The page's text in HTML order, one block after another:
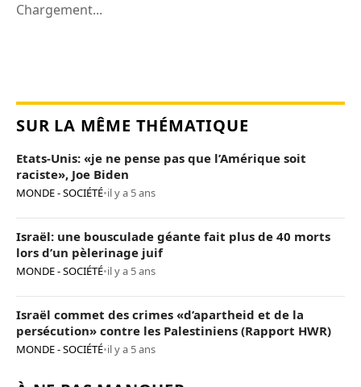
Chargement...
SUR LA MÊME THÉMATIQUE
Etats-Unis: «je ne pense pas que l’Amérique soit
raciste», Joe Biden
MONDE - SOCIÉTÉ•il y a 5 ans
Israël: une bousculade géante fait plus de 40 morts
lors d’un pèlerinage juif
MONDE - SOCIÉTÉ•il y a 5 ans
Israël commet des crimes «d’apartheid et de la
persécution» contre les Palestiniens (Rapport HWR)
MONDE - SOCIÉTÉ•il y a 5 ans